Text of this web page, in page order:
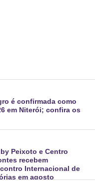
é confirmada como
em Niterói; confira os
Peixoto e Centro
recebem
Internacional de
em agosto